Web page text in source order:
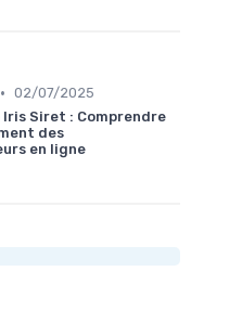
• 02/07/2025
Siret : Comprendre
des
en ligne